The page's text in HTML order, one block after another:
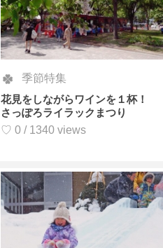
季節特集
花見をしながらワインを１杯！
さっぽろライラックまつり
♡ 0 / 1340 views